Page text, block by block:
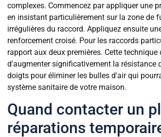
complexes. Commencez par appliquer une
en insistant particulièrement sur la zone de
irrégulières du raccord. Appliquez ensuite
renforcement croisé. Pour les raccords
rapport aux deux premières. Cette
d'augmenter significativement la résistance
doigts pour éliminer les bulles d'air qui
système sanitaire de votre maison.
Quand contacter un
réparations